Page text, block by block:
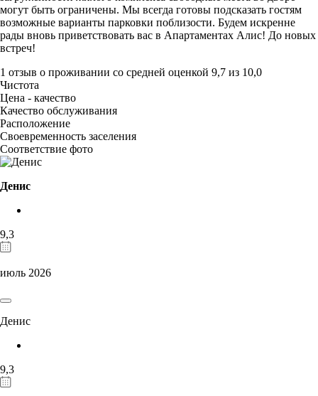
могут быть ограничены. Мы всегда готовы подсказать гостям
возможные варианты парковки поблизости. Будем искренне
рады вновь приветствовать вас в Апартаментах Алис! До новых
встреч!
1 отзыв о проживании со средней оценкой 9,7 из 10,0
Чистота
Цена - качество
Качество обслуживания
Расположение
Своевременность заселения
Соответствие фото
Денис
9,3
июль 2026
Денис
9,3